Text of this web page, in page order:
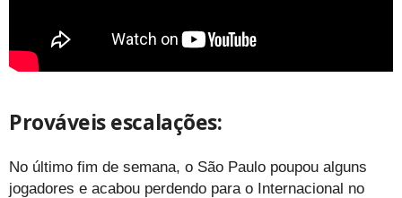
Prováveis escalações:
No último fim de semana, o São Paulo poupou alguns
jogadores e acabou perdendo para o Internacional no